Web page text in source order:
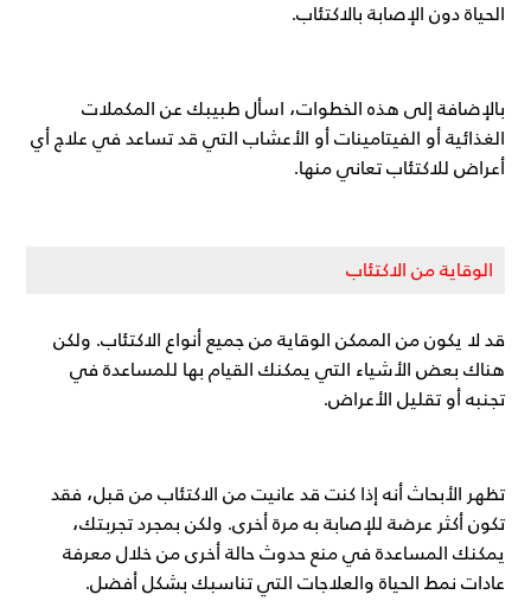
الحياة دون الإصابة بالاكتئاب.
بالإضافة إلى هذه الخطوات، اسأل طبيبك عن المكملات
الغذائية أو الفيتامينات أو الأعشاب التي قد تساعد في علاج أي
أعراض للاكتئاب تعاني منها.
الوقاية من الاكتئاب
قد لا يكون من الممكن الوقاية من جميع أنواع الاكتئاب. ولكن
هناك بعض الأشياء التي يمكنك القيام بها للمساعدة في
تجنبه أو تقليل الأعراض.
تظهر الأبحاث أنه إذا كنت قد عانيت من الاكتئاب من قبل، فقد
تكون أكثر عرضة للإصابة به مرة أخرى. ولكن بمجرد تجربتك،
يمكنك المساعدة في منع حدوث حالة أخرى من خلال معرفة
عادات نمط الحياة والعلاجات التي تناسبك بشكل أفضل.